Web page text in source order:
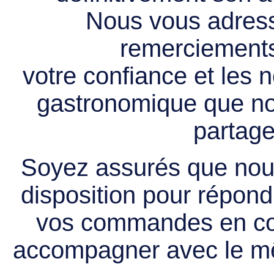
Nous vous
votre confiance et les
gastronomique que
Soyez assurés que
disposition pour
vos commandes en
accompagner avec le